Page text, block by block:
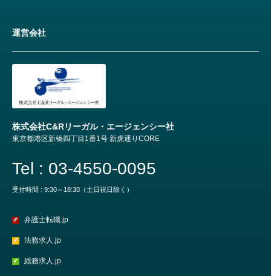
弁護士転職.jp
法務求人.jp
総務求人.jp
運営会社
株式会社C&Rリーガル・エージェンシー社
東京都港区新橋四丁目1番1号 新虎通りCORE
Tel : 03-4550-0095
受付時間 : 9:30～18:30（土日祝日除く）